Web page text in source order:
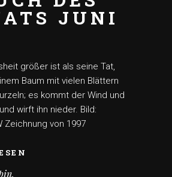
JUNI
größer ist als seine Tat,
Baum mit vielen Blättern
es kommt der Wind und
wirft ihn nieder. Bild:
Zeichnung von 1997